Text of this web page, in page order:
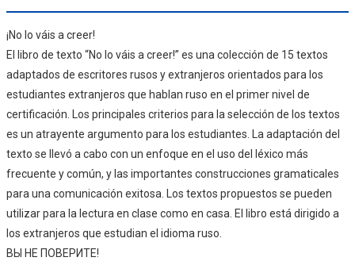
¡No lo váis a creer!
El libro de texto “No lo váis a creer!” es una colección de 15 textos
adaptados de escritores rusos y extranjeros orientados para los
estudiantes extranjeros que hablan ruso en el primer nivel de
certificación. Los principales criterios para la selección de los textos
es un atrayente argumento para los estudiantes. La adaptación del
texto se llevó a cabo con un enfoque en el uso del léxico más
frecuente y común, y las importantes construcciones gramaticales
para una comunicación exitosa. Los textos propuestos se pueden
utilizar para la lectura en clase como en casa. El libro está dirigido a
los extranjeros que estudian el idioma ruso.
ВЫ НЕ ПОВЕРИТЕ!